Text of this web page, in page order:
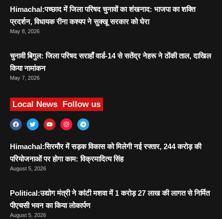
Himachal:पच्छाद में जिला परिषद चुनावों का शंखनाद: भाजपा का शक्ति
प्रदर्शन, विधायक रीना कश्यप ने सुक्खू सरकार को घेरा
May 8, 2026
चुनावी बिगुल: जिला परिषद सराहाँ वार्ड-14 से सतेंद्र नेहरू ने ठोंकी ताल, दाखिल
किया नामांकन
May 7, 2026
Local News Follow us
Himachal:सिरमौर में सड़क विकास को मिलेगी नई रफ्तार, 244 करोड़ की
परियोजनाओं पर होगा काम: विक्रमादित्य सिंह
August 5, 2026
Political:उद्योग मंत्री ने कांटी मशवा में 1 करोड़ 27 लाख की लागत से निर्मित
पीएचसी भवन का किया लोकार्पण
August 5, 2026